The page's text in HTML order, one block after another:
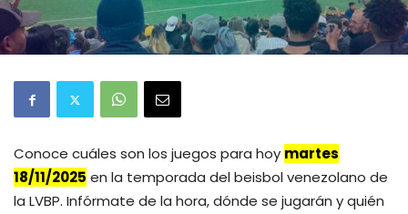
Conoce cuáles son los juegos para hoy martes
18/11/2025 en la temporada del beisbol venezolano de
la LVBP. Infórmate de la hora, dónde se jugarán y quién